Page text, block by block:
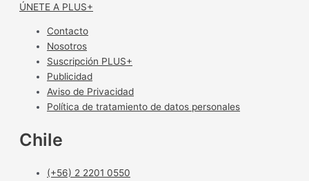
ÚNETE A PLUS+
Contacto
Nosotros
Suscripción PLUS+
Publicidad
Aviso de Privacidad
Política de tratamiento de datos personales
Chile
(+56) 2 2201 0550